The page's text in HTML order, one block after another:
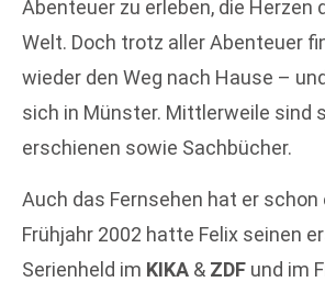
Abenteuer zu erleben, die Herzen
Welt. Doch trotz aller Abenteuer
wieder den Weg nach Hause –
sich in Münster. Mittlerweile sind
erschienen sowie Sachbücher.
Auch das Fernsehen hat er schon
Frühjahr 2002 hatte Felix seinen
Serienheld im KIKA & ZDF und im